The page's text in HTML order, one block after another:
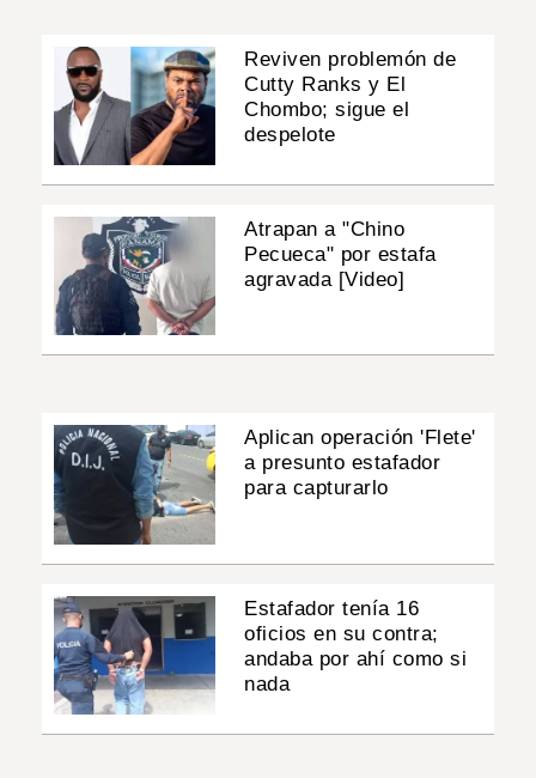
Reviven problemón de
Cutty Ranks y El
Chombo; sigue el
despelote
Atrapan a "Chino
Pecueca" por estafa
agravada [Video]
Aplican operación 'Flete'
a presunto estafador
para capturarlo
Estafador tenía 16
oficios en su contra;
andaba por ahí como si
nada